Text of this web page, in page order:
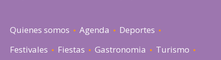
Quienes somos Agenda
Deportes
Festivales
Fiestas Gastronomia
Turismo